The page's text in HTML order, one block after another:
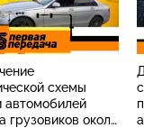
схемы
автомобилей
грузовиков около